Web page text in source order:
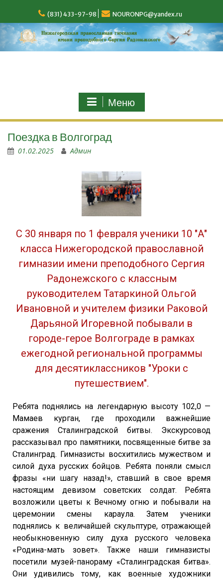
(831) 433-97-98 NOURONPG@yandex.ru
Меню
Поездка в Волгоград
01.02.2025 Админ
С 30 января по 1 февраля ученики 10 "А"
класса Нижегородской православной
гимназии имени преподобного Сергия
Радонежского с классным
руководителем Татаркиной Ольгой
Ивановной и учителем физики Раковой
Дарьяной Игоревной побывали в
городе-герое Волгограде в рамках
ежегодной региональной программы
для десятиклассников "Уроки с
путешествием".
Ребята поднялись на легендарную высоту 102,0 —
Мамаев курган, где проходили важнейшие
сражения Сталинградской битвы. Экскурсовод
рассказывал про памятники, посвященные битве за
Сталинград. Гимназисты восхитились мужеством и
силой духа русских бойцов. Ребята поняли смысл
фразы «ни шагу назад!», ставший в свое время
настоящим девизом советских солдат. Ребята
возложили цветы к Вечному огню и побывали на
церемонии смены караула. Затем ученики
поднялись к величайшей скульптуре, отражающей
необыкновенную силу духа русского человека
«Родина-мать зовет». Также наши гимназисты
посетили музей-панораму «Сталинградская битва».
Они удивились тому, как военные художники